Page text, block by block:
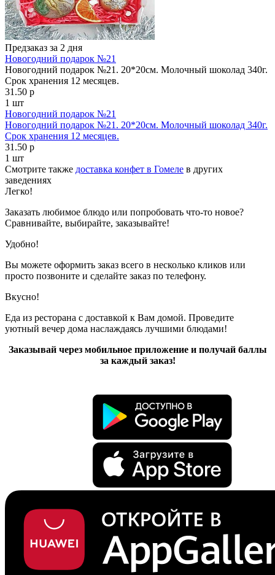
Предзаказ за 2 дня
Новогодний подарок №21
Новогодний подарок №21. 20*20см. Молочный шоколад 340г.
Срок хранения 12 месяцев.
31.50 р
1 шт
Новогодний подарок №21
Новогодний подарок №21. 20*20см. Молочный шоколад 340г.
Срок хранения 12 месяцев.
31.50 р
1 шт
Смотрите также доставка конфет в Гомеле в других
заведениях
Легко!
Заказать любимое блюдо или попробовать что-то новое?
Сравнивайте, выбирайте, заказывайте!
Удобно!
Вы можете оформить заказ всего в несколько кликов или
просто позвоните и сделайте заказ по телефону.
Вкусно!
Еда из ресторана с доставкой к Вам домой. Проведите
уютный вечер дома наслаждаясь лучшими блюдами!
Заказывай через мобильное приложение и получай баллы
за каждый заказ!